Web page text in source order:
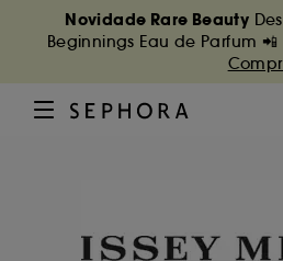
Novidade Rare Beauty
Beginnings Eau de Parfum 📲